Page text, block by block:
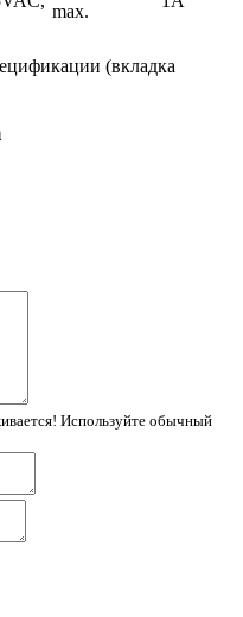
max.
(вкладка
Используйте обычный